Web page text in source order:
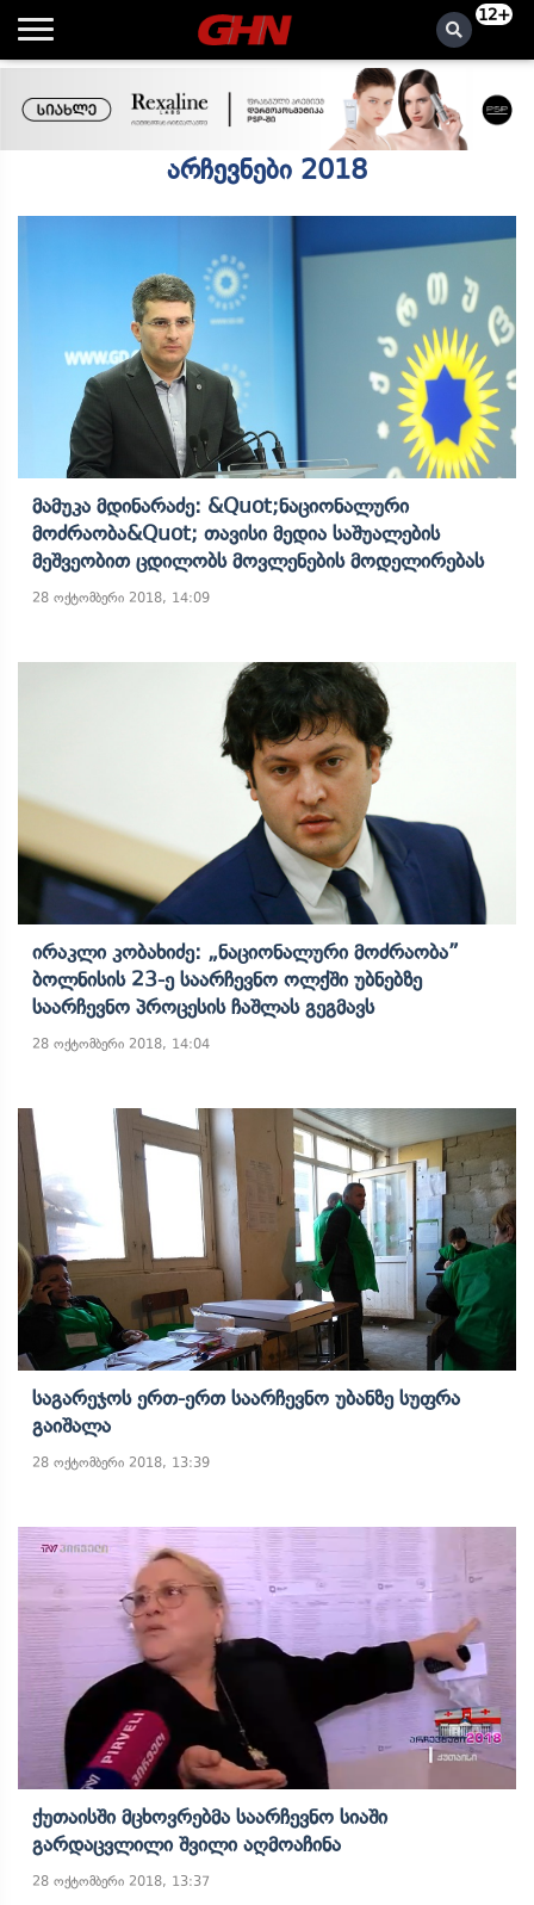
12+
არჩევნები 2018
Მამუკა Მდინარაძე: &quot;ნაციონალური
Მოძრაობა&quot; Თავისი Მედია Საშუალების
Მეშვეობით Ცდილობს Მოვლენების Მოდელირებას
28 ოქტომბერი 2018, 14:09
Ირაკლი Კობახიძე: „ნაციონალური Მოძრაობა”
Ბოლნისის 23-Ე Საარჩევნო Ოლქში Უბნებზე
Საარჩევნო Პროცესის Ჩაშლას Გეგმავს
28 ოქტომბერი 2018, 14:04
Საგარეჯოს Ერთ-Ერთ Საარჩევნო Უბანზე Სუფრა
Გაიშალა
28 ოქტომბერი 2018, 13:39
Ქუთაისში Მცხოვრებმა Საარჩევნო Სიაში
Გარდაცვლილი Შვილი Აღმოაჩინა
28 ოქტომბერი 2018, 13:37